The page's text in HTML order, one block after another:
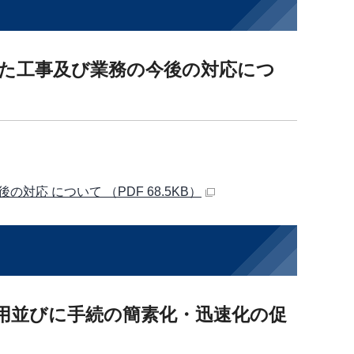
工事及び業務の今後の対応につ
対応 について （PDF 68.5KB）
並びに手続の簡素化・迅速化の促